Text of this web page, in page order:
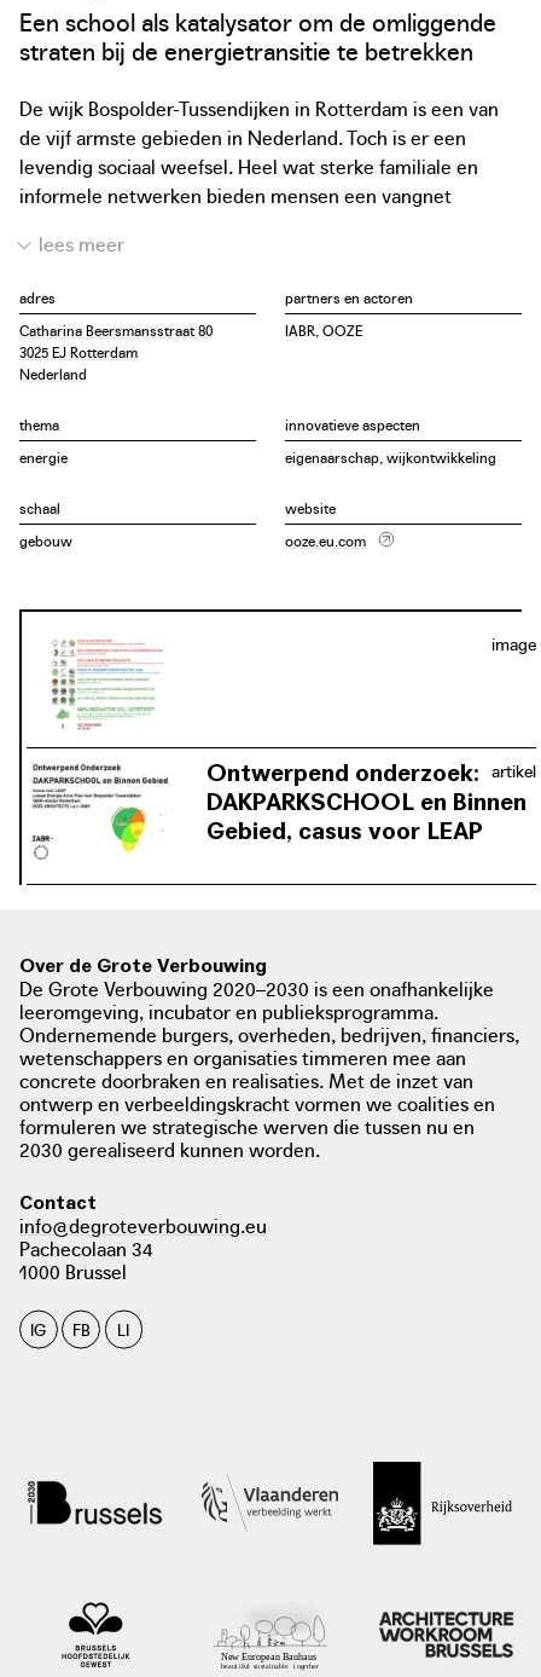
Een school als katalysator om de omliggende
straten bij de energietransitie te betrekken
De wijk Bospolder-Tussendijken in Rotterdam is een van
de vijf armste gebieden in Nederland. Toch is er een
levendig sociaal weefsel. Heel wat sterke familiale en
informele netwerken bieden mensen een vangnet
een privaat warmtenet in de wijk leidde tot de
Energie Actie Plan, dat buurtbewoners in staat zou stellen
mede-eigenaars te worden.
de Dakparkschool en het binnengebied van het bouwblok.
Dit zou een voorbeeld kunnen worden voor andere
schoolgebouw, de installatie van zonnepanelen en het
ontharden van de speelplaats zijn het startpunt voor
en organisatorische ontwerpstrategie tussen 2018 en
2021 ontwikkeld in het kader van een Internationale
Architectuur Biënnale Rotterdam-Atelier.
adres
Catharina Beersmansstraat 80
3025 EJ Rotterdam
Nederland
partners en actoren
IABR, OOZE
thema
energie
innovatieve aspecten
eigenaarschap, wijkontwikkeling
schaal
gebouw
website
ooze.eu.com
image
foto: 2020
artikel
Ontwerpend onderzoek:
DAKPARKSCHOOL en Binnen
Gebied, casus voor LEAP
foto: OOZE en IABR
Over de Grote Verbouwing
De Grote Verbouwing 2020–2030 is een onafhankelijke
leeromgeving, incubator en publieksprogramma.
Ondernemende burgers, overheden, bedrijven, financiers,
wetenschappers en organisaties timmeren mee aan
concrete doorbraken en realisaties. Met de inzet van
ontwerp en verbeeldingskracht vormen we coalities en
formuleren we strategische werven die tussen nu en
2030 gerealiseerd kunnen worden.
Contact
info@degroteverbouwing.eu
Pachecolaan 34
1000 Brussel
IG FB LI